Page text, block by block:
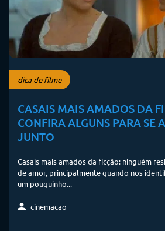
dica de filme
CASAIS MAIS AMADOS DA
CONFIRA ALGUNS PARA SE
JUNTO
Casais mais amados da ficção: ninguém
de amor, principalmente quando nos
um pouquinho...
cinemacao